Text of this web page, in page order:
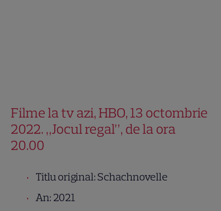
Filme la tv azi, HBO, 13 octombrie
2022. „Jocul regal”, de la ora
20.00
Titlu original: Schachnovelle
An: 2021